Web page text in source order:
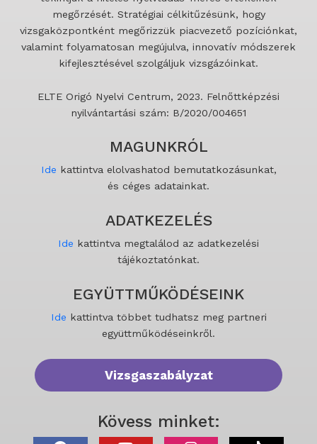
megőrzését. Stratégiai célkitűzésünk, hogy
vizsgaközpontként megőrizzük piacvezető pozíciónkat,
valamint folyamatosan megújulva, innovatív módszerek
kifejlesztésével szolgáljuk vizsgázóinkat.
ELTE Origó Nyelvi Centrum, 2023. Felnőttképzési
nyilvántartási szám: B/2020/004651
MAGUNKRÓL
Ide kattintva elolvashatod bemutatkozásunkat,
és céges adatainkat.
ADATKEZELÉS
Ide kattintva megtalálod az adatkezelési
tájékoztatónkat.
EGYÜTTMŰKÖDÉSEINK
Ide kattintva többet tudhatsz meg partneri
együttműködéseinkről.
Vizsgaszabályzat
Kövess minket: